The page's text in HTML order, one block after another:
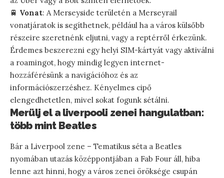
🚆 Vonat: A Merseyside területén a Merseyrail
vonatjáratok is segíthetnek, például ha a város külsőbb
részeire szeretnénk eljutni, vagy a reptérről érkezünk.
Érdemes beszerezni egy helyi SIM-kártyát vagy aktiválni
a roamingot, hogy mindig legyen internet-
hozzáférésünk a navigációhoz és az
információszerzéshez. Kényelmes cipő
elengedhetetlen, mivel sokat fogunk sétálni.
Merülj el a liverpooli zenei hangulatban:
több mint Beatles
Bár a Liverpool zene – Tematikus séta a Beatles
nyomában utazás középpontjában a Fab Four áll, hiba
lenne azt hinni, hogy a város zenei öröksége csupán